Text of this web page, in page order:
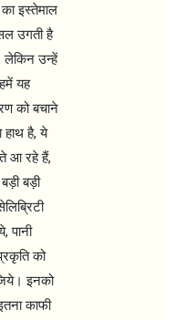
इस्तेमाल
उगती है
लेकिन उन्हें
यह
को बचाने
हाथ है, ये
आ रहे हैं,
बड़ी
पानी
को
इनको
काफी